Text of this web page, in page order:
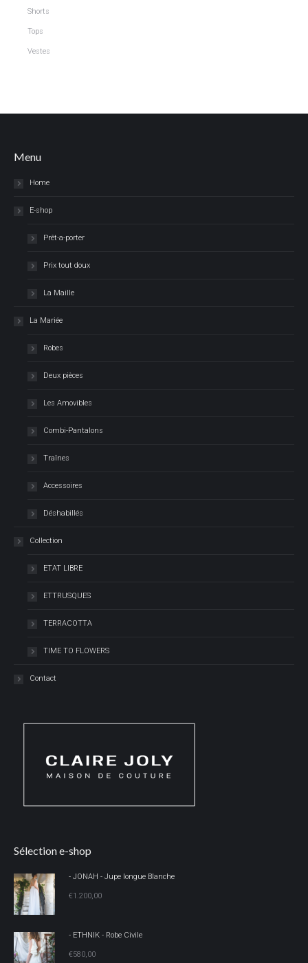
Shorts
Tops
Vestes
Menu
Home
E-shop
Prêt-a-porter
Prix tout doux
La Maille
La Mariée
Robes
Deux pièces
Les Amovibles
Combi-Pantalons
Traînes
Accessoires
Déshabillés
Collection
ETAT LIBRE
ETTRUSQUES
TERRACOTTA
TIME TO FLOWERS
Contact
Sélection e-shop
- JONAH - Jupe longue Blanche
€1.200,00
- ETHNIK - Robe Civile
€580,00